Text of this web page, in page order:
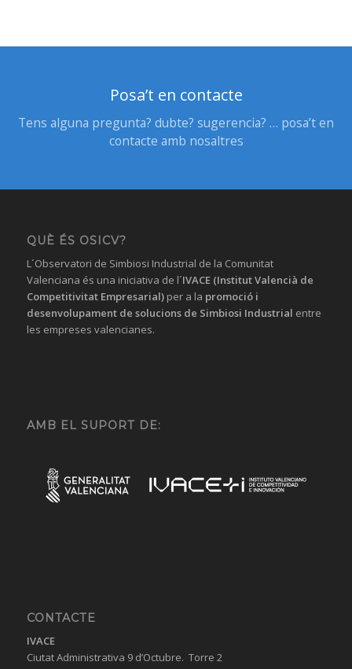
Posa’t en contacte
Tens alguna pregunta? dubte? sugerencia? … posa’t en
contacte amb nosaltres
QUÈ ÉS OSICV?
L´Observatori de Simbiosi Industrial de la Comunitat
Valenciana és una iniciativa de l´IVACE (Institut Valencià de
Competitivitat Empresarial)per a la promoció i
desenvolupament de solucions de Simbiosi Industrial entre
les empreses valencianes.
AMB EL SUPORT DE:
CONTACTE
IVACE
Ciutat Administrativa 9 d’Octubre. Torre 2